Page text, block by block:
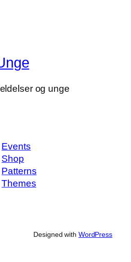
og unge
Events
Shop
Patterns
Themes
Designed with WordPress